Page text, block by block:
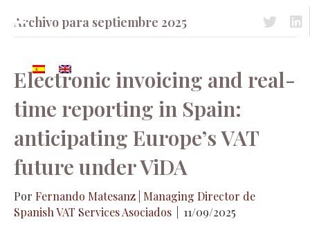
Acceso
Archivo para septiembre 2025
Electronic invoicing and real-
time reporting in Spain:
anticipating Europe’s VAT
future under ViDA
Por Fernando Matesanz | Managing Director de
Spanish VAT Services Asociados
11/09/2025